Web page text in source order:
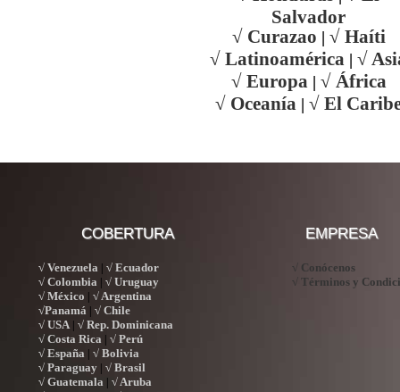
Salvador
√ Curazao | √ Haíti
√ Latinoamérica | √
√ Europa | √ África
√ Oceanía | √ El
COBERTURA EMPRESA
√ Venezuela
√ Ecuador
√ Colombia
√ Uruguay
√ México
√ Argentina
√Panamá
√ Chile
√ USA| √ Rep. Dominicana
√ Costa Rica
√ Perú
√ España
√ Bolivia
√ Paraguay √ Brasil
√ Guatemala
√ Aruba
√ Conócenos
√ Términos y